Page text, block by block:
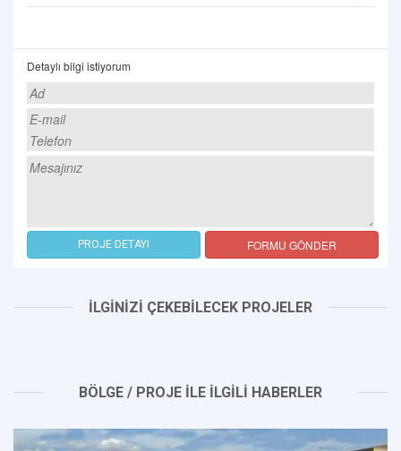
Detaylı bilgi istiyorum
PROJE DETAYI FORMU GÖNDER
İLGİNİZİ ÇEKEBİLECEK PROJELER
BÖLGE / PROJE İLE İLGİLİ HABERLER